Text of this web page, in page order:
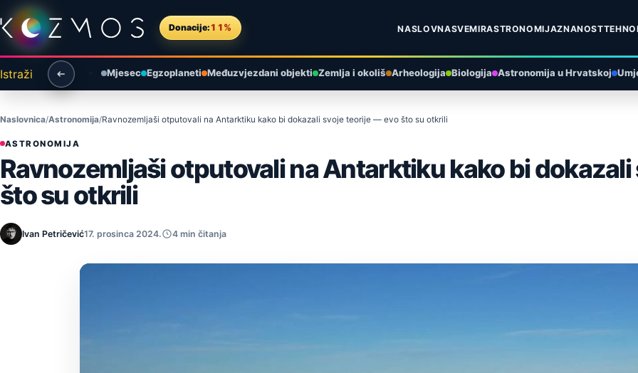
Preskoči na sadržaj
Donacije: 11% NASLOVNASVEMIRASTRONOMIJAZNANOST
Istraži Mjesec Egzoplaneti Međuzvjezdani objekti Zemlja i okoliš Arheologija Biologija Astronomija u Hrvatskoj
Naslovnica Astronomija Ravnozemljaši otputovali na Antarktiku kako bi dokazali svoje teorije — evo što su otkrili
ASTRONOMIJA
Ravnozemljaši otputovali na Antarktiku kako bi
što su otkrili
Ivan Petričević17. prosinca 2024. 4 min čitanja